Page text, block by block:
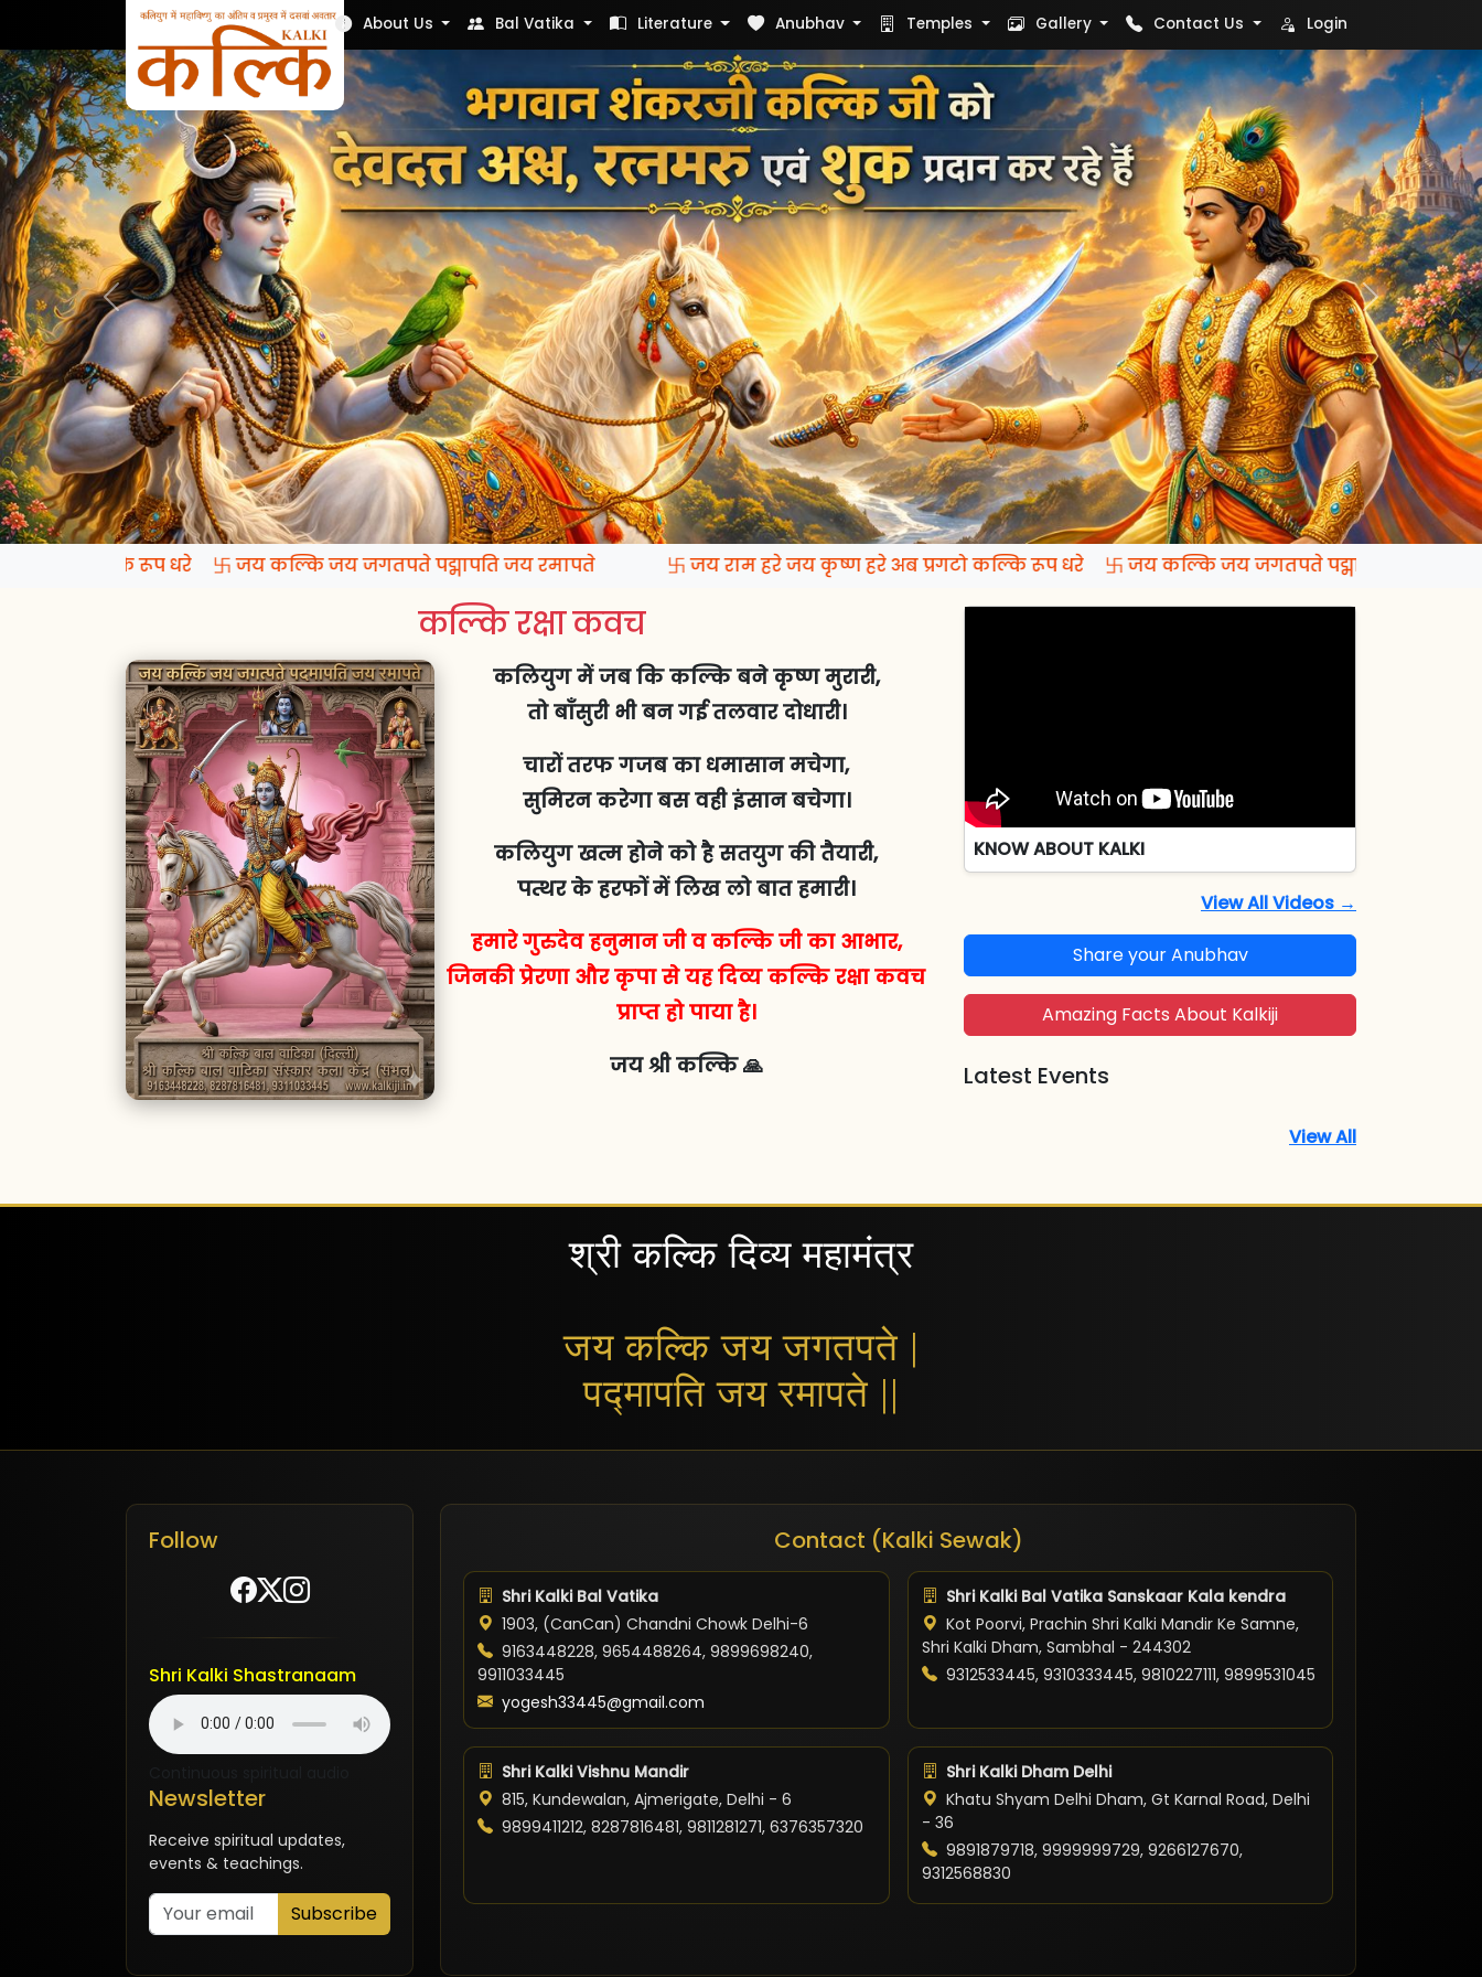
Nek Soch About Us Bal Vatika Literature Anubhav Temples Gallery Contact Us Login
कल्कि रूप धरे 卐 जय कल्कि जय जगतपते पद्मापति जय रमापते 卐 जय राम हरे जय कृष्ण हरे अब प्रगटो कल्कि रूप धरे 卐 जय कल्कि जय जगतपते पद्मापति जय रमापते
कल्कि रक्षा कवच
कलियुग में जब कि कल्कि बने कृष्ण मुरारी,
तो बाँसुरी भी बन गई तलवार दोधारी।
चारों तरफ गजब का धमासान मचेगा,
सुमिरन करेगा बस वही इंसान बचेगा।
कलियुग खत्म होने को है सतयुग की तैयारी,
पत्थर के हरफों में लिख लो बात हमारी।
हमारे गुरुदेव हनुमान जी व कल्कि जी का आभार,
जिनकी प्रेरणा और कृपा से यह दिव्य कल्कि रक्षा कवच
प्राप्त हो पाया है।
जय श्री कल्कि 🙏
KNOW ABOUT KALKI
View All Videos →
Share your Anubhav
Amazing Facts About Kalkiji
Latest Events
View All
श्री कल्कि दिव्य महामंत्र
जय कल्कि जय जगतपते |
पद्मापति जय रमापते ||
Follow
Shri Kalki Shastranaam
Newsletter
Receive spiritual updates,
events & teachings.
Subscribe
Contact (Kalki Sewak)
Shri Kalki Bal Vatika
1903, (CanCan) Chandni Chowk Delhi-6
9163448228, 9654488264, 9899698240,
9911033445
yogesh33445@gmail.com
Shri Kalki Bal Vatika Sanskaar Kala kendra
Kot Poorvi, Prachin Shri Kalki Mandir Ke Samne,
Shri Kalki Dham, Sambhal - 244302
9312533445, 9310333445, 9810227111, 9899531045
Shri Kalki Vishnu Mandir
815, Kundewalan, Ajmerigate, Delhi - 6
9899411212, 8287816481, 9811281271, 6376357320
Shri Kalki Dham Delhi
Khatu Shyam Delhi Dham, Gt Karnal Road, Delhi
- 36
9891879718, 9999999729, 9266127670,
9312568830